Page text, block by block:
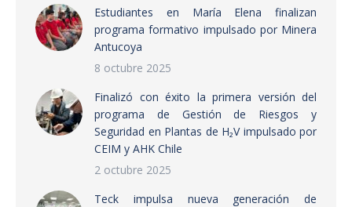
Estudiantes en María Elena finalizan
programa formativo impulsado por Minera
Antucoya
8 octubre 2025
Finalizó con éxito la primera versión del
programa de Gestión de Riesgos y
Seguridad en Plantas de H₂V impulsado por
CEIM y AHK Chile
2 octubre 2025
Teck impulsa nueva generación de